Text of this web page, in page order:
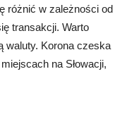
różnić w zależności od
transakcji. Warto
waluty. Korona czeska
na Słowacji,